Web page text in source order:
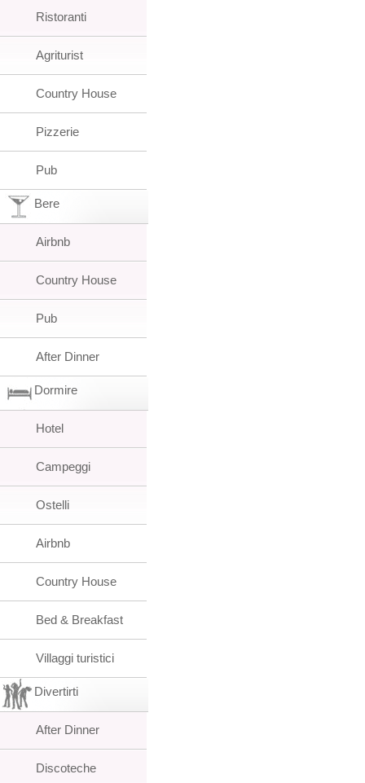
Ristoranti
Agriturist
Country House
Pizzerie
Pub
Bere
Airbnb
Country House
Pub
After Dinner
Dormire
Hotel
Campeggi
Ostelli
Airbnb
Country House
Bed & Breakfast
Villaggi turistici
Divertirti
After Dinner
Discoteche